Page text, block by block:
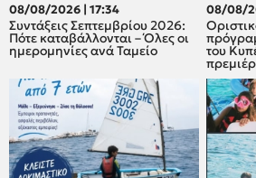
08/08/2026 | 17:34
Συντάξεις Σεπτεμβρίου 2026:
Πότε καταβάλλονται – Όλες οι
ημερομηνίες ανά Ταμείο
08/08/
του